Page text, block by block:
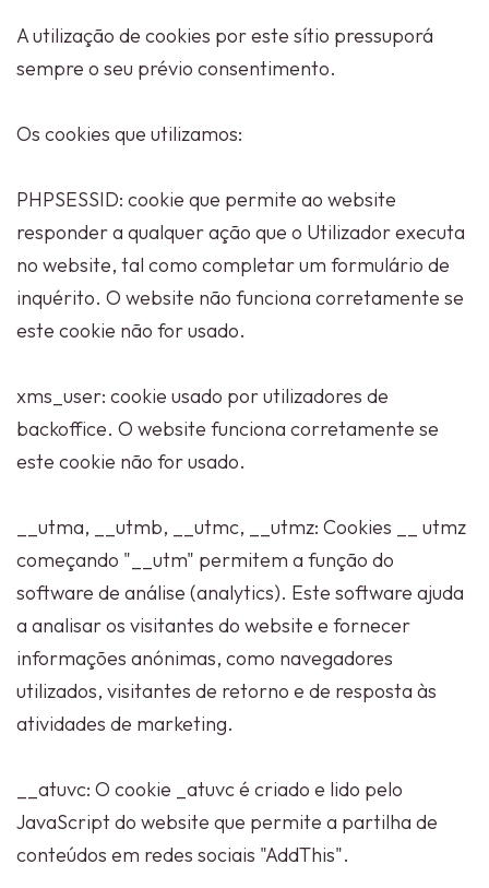
A utilização de cookies por este sítio pressuporá
sempre o seu prévio consentimento.
Os cookies que utilizamos:
PHPSESSID: cookie que permite ao website
responder a qualquer ação que o Utilizador executa
no website, tal como completar um formulário de
inquérito. O website não funciona corretamente se
este cookie não for usado.
xms_user: cookie usado por utilizadores de
backoffice. O website funciona corretamente se
este cookie não for usado.
__utma, __utmb, __utmc, __utmz: Cookies __ utmz
começando "__utm" permitem a função do
software de análise (analytics). Este software ajuda
a analisar os visitantes do website e fornecer
informações anónimas, como navegadores
utilizados, visitantes de retorno e de resposta às
atividades de marketing.
__atuvc: O cookie _atuvc é criado e lido pelo
JavaScript do website que permite a partilha de
conteúdos em redes sociais "AddThis".